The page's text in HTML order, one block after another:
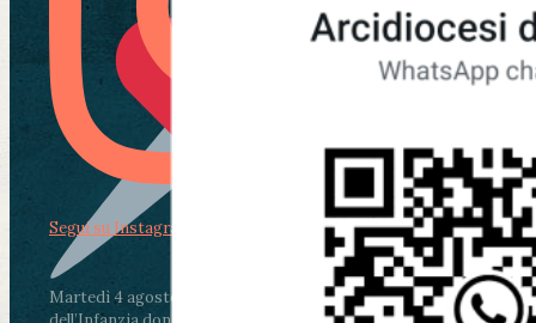
Martedì 4 agosto2026
ore 11:30 - Lucca, Scuola
Segui su Instagram